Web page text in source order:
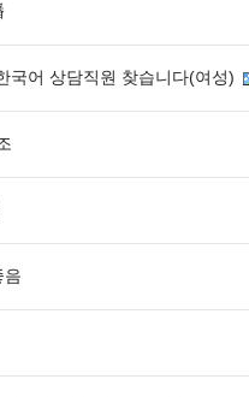
국어 상담직원 찾습니다(여성)
음